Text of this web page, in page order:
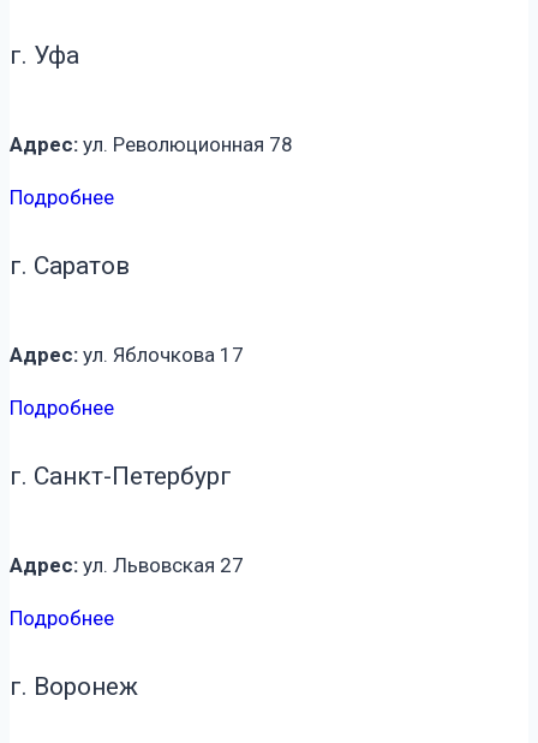
г. Уфа
Адрес: ул. Революционная 78
Подробнее
г. Саратов
Адрес: ул. Яблочкова 17
Подробнее
г. Санкт-Петербург
Адрес: ул. Львовская 27
Подробнее
г. Воронеж